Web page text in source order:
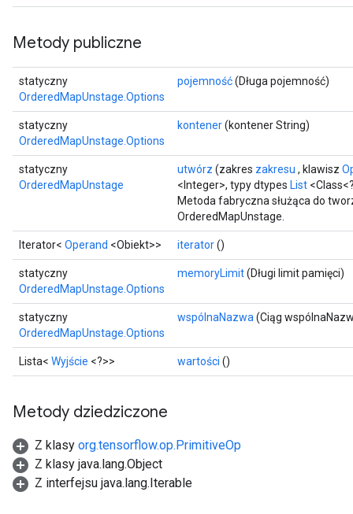
Metody publiczne
statyczny
OrderedMapUnstage.Options
pojemność(Długa pojemność)
statyczny
OrderedMapUnstage.Options
kontener(kontener String)
statyczny
OrderedMapUnstage
utwórz (zakres zakresu , klawisz
<Integer>, typy dtypes List
Metoda fabryczna służąca do
OrderedMapUnstage.
Iterator< Operand <Obiekt>> iterator()
statyczny
OrderedMapUnstage.Options
memoryLimit(Długi limit pamięci)
statyczny
OrderedMapUnstage.Options
wspólnaNazwa (Ciąg
Lista< Wyjście <?>> wartości ()
Metody dziedziczone
Z klasy org.tensorflow.op.PrimitiveOp
Z klasy java.lang.Object
Z interfejsu java.lang.Iterable